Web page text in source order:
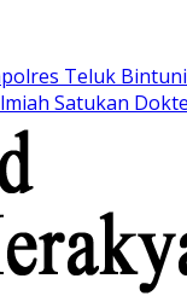
Teluk
Satukan